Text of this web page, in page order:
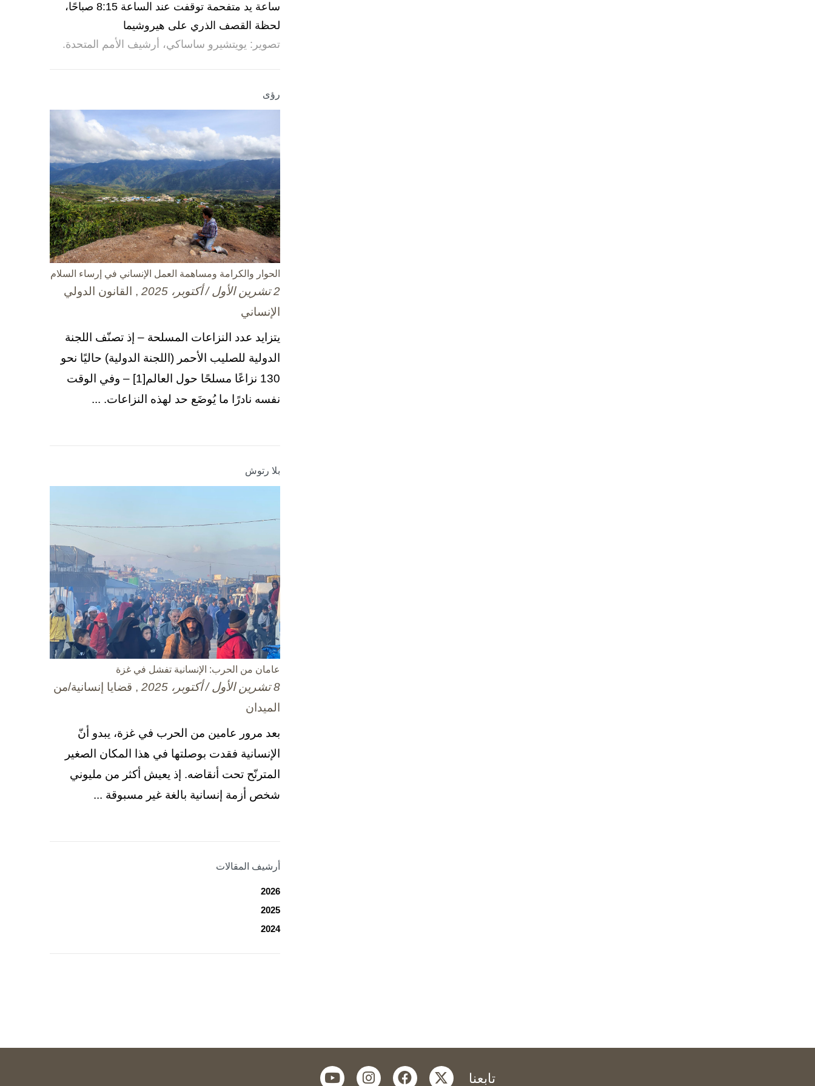
ساعة يد متفحمة توقفت عند الساعة 8:15 صباحًا،
لحظة القصف الذري على هيروشيما
تصوير: يويتشيرو ساساكي، أرشيف الأمم المتحدة.
رؤى
الحوار والكرامة ومساهمة العمل الإنساني في إرساء السلام
2 تشرين الأول / أكتوبر، 2025
, القانون الدولي
الإنساني
يتزايد عدد النزاعات المسلحة – إذ تصنّف اللجنة
الدولية للصليب الأحمر (اللجنة الدولية) حاليًا نحو
130 نزاعًا مسلحًا حول العالم[1] – وفي الوقت
نفسه نادرًا ما يُوضَع حد لهذه النزاعات. ...
بلا رتوش
عامان من الحرب: الإنسانية تفشل في غزة
8 تشرين الأول / أكتوبر، 2025
, قضايا إنسانية/من
الميدان
بعد مرور عامين من الحرب في غزة، يبدو أنّ
الإنسانية فقدت بوصلتها في هذا المكان الصغير
المترنّح تحت أنقاضه. إذ يعيش أكثر من مليوني
شخص أزمة إنسانية بالغة غير مسبوقة ...
أرشيف المقالات
2026
2025
2024
تابعنا twitter
facebook
instagram
youtube